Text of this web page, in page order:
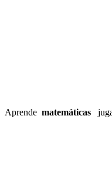
Aprende matemáticas